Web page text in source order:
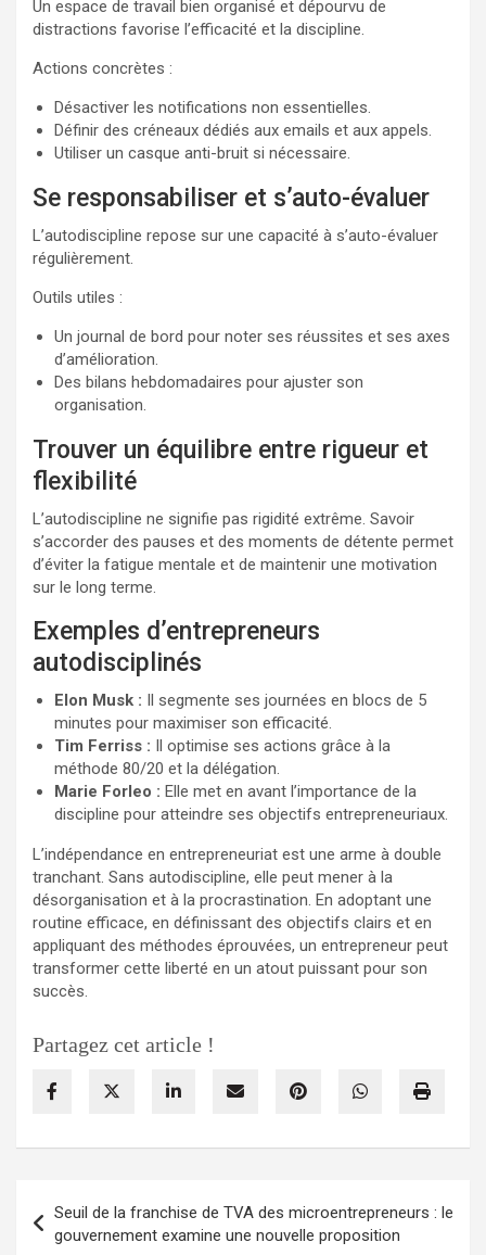
Un espace de travail bien organisé et dépourvu de
distractions favorise l’efficacité et la discipline.
Actions concrètes :
Désactiver les notifications non essentielles.
Définir des créneaux dédiés aux emails et aux appels.
Utiliser un casque anti-bruit si nécessaire.
Se responsabiliser et s’auto-évaluer
L’autodiscipline repose sur une capacité à s’auto-évaluer
régulièrement.
Outils utiles :
Un journal de bord pour noter ses réussites et ses axes
d’amélioration.
Des bilans hebdomadaires pour ajuster son
organisation.
Trouver un équilibre entre rigueur et
flexibilité
L’autodiscipline ne signifie pas rigidité extrême. Savoir
s’accorder des pauses et des moments de détente permet
d’éviter la fatigue mentale et de maintenir une motivation
sur le long terme.
Exemples d’entrepreneurs
autodisciplinés
Elon Musk : Il segmente ses journées en blocs de 5
minutes pour maximiser son efficacité.
Tim Ferriss : Il optimise ses actions grâce à la
méthode 80/20 et la délégation.
Marie Forleo : Elle met en avant l’importance de la
discipline pour atteindre ses objectifs entrepreneuriaux.
L’indépendance en entrepreneuriat est une arme à double
tranchant. Sans autodiscipline, elle peut mener à la
désorganisation et à la procrastination. En adoptant une
routine efficace, en définissant des objectifs clairs et en
appliquant des méthodes éprouvées, un entrepreneur peut
transformer cette liberté en un atout puissant pour son
succès.
Partagez cet article !
de
Seuil de la franchise de TVA des microentrepreneurs : le
gouvernement examine une nouvelle proposition